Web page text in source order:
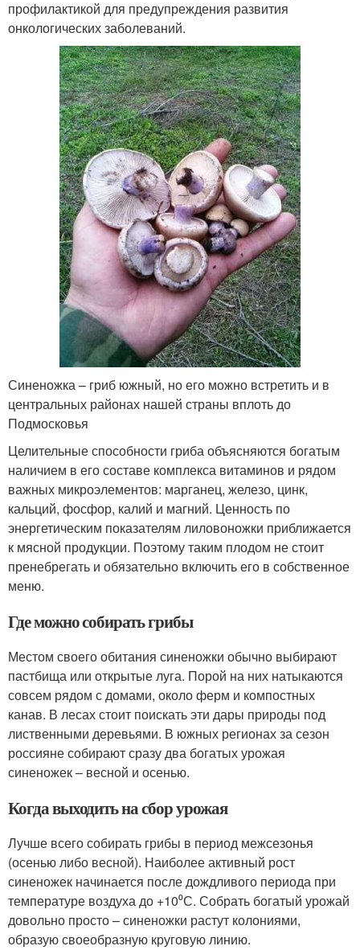
профилактикой для предупреждения развития
онкологических заболеваний.
Синеножка – гриб южный, но его можно встретить и в
центральных районах нашей страны вплоть до
Подмосковья
Целительные способности гриба объясняются богатым
наличием в его составе комплекса витаминов и рядом
важных микроэлементов: марганец, железо, цинк,
кальций, фосфор, калий и магний. Ценность по
энергетическим показателям лиловоножки приближается
к мясной продукции. Поэтому таким плодом не стоит
пренебрегать и обязательно включить его в собственное
меню.
Где можно собирать грибы
Местом своего обитания синеножки обычно выбирают
пастбища или открытые луга. Порой на них натыкаются
совсем рядом с домами, около ферм и компостных
канав. В лесах стоит поискать эти дары природы под
лиственными деревьями. В южных регионах за сезон
россияне собирают сразу два богатых урожая
синеножек – весной и осенью.
Когда выходить на сбор урожая
Лучше всего собирать грибы в период межсезонья
(осенью либо весной). Наиболее активный рост
синеножек начинается после дождливого периода при
температуре воздуха до +10⁰С. Собрать богатый урожай
довольно просто – синеножки растут колониями,
образую своеобразную круговую линию.